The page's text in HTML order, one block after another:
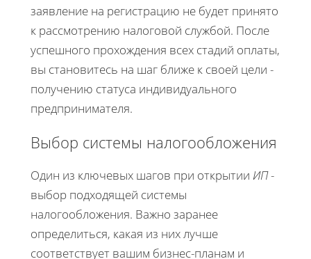
заявление на регистрацию не будет принято
к рассмотрению налоговой службой. После
успешного прохождения всех стадий оплаты,
вы становитесь на шаг ближе к своей цели -
получению статуса индивидуального
предпринимателя.
Выбор системы налогообложения
Один из ключевых шагов при открытии ИП-
выбор подходящей системы
налогообложения. Важно заранее
определиться, какая из них лучше
соответствует вашим бизнес-планам и